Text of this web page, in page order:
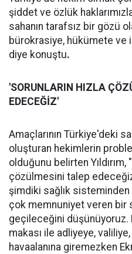
şiddet ve özlük
sahanın tarafsız bir gözü
bürokrasiye, hükümete
diye konuştu.
'SORUNLARIN HIZLA
EDECEĞİZ'
Amaçlarının Türkiye'deki
oluşturan hekimlerin
olduğunu belirten Yıldırım,
çözülmesini talep
şimdiki sağlık
çok memnuniyet veren bir
geçileceğini düşünüyoruz.
makası ile adliyeye,
havaalanına giremezken